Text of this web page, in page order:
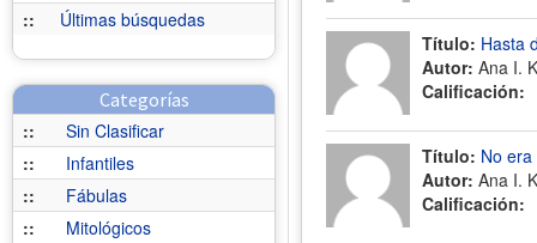
::
Últimas búsquedas
Categorías
::
Sin Clasificar
::
Infantiles
::
Fábulas
::
Mitológicos
Título: Hasta
Autor: Ana I.
Calificación:
Título: No
Autor: Ana I.
Calificación: